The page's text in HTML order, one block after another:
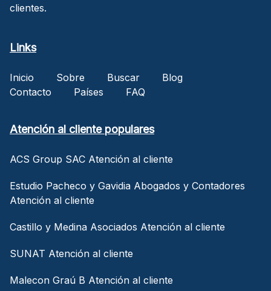
clientes.
Links
Inicio Sobre Buscar
Blog
Contacto
Países FAQ
Atención al cliente populares
ACS Group SAC Atención al cliente
Estudio Pacheco y Gavidia Abogados y Contadores
Atención al cliente
Castillo y Medina Asociados Atención al cliente
SUNAT Atención al cliente
Malecon Graú B Atención al cliente